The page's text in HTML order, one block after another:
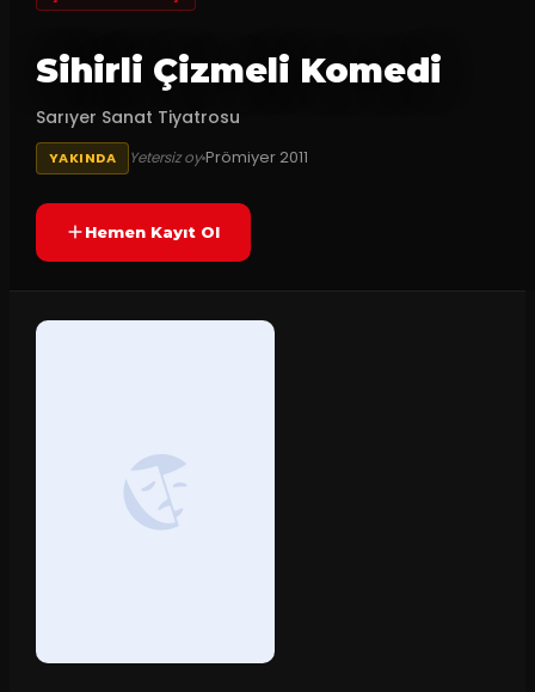
Sihirli Çizmeli Komedi
Sarıyer Sanat Tiyatrosu
YAKINDA Yetersiz oyPrömiyer 2011
Hemen Kayıt Ol